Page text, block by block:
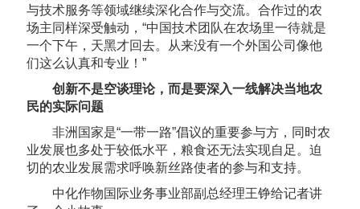
与技术服务等领域继续深化合作与交流。合作过的农
场主同样深受触动，“中国技术团队在农场里一待就是
一个下午，天黑才回去。从来没有一个外国公司像他
们这么认真和专业！”
创新不是空谈理论，而是要深入一线解决当地农
民的实际问题
非洲国家是“一带一路”倡议的重要参与方，同时农
业发展也多处于较低水平，粮食还无法实现自足。迫
切的农业发展需求呼唤新丝路使者的参与和支持。
中化作物国际业务事业部副总经理王铮给记者讲